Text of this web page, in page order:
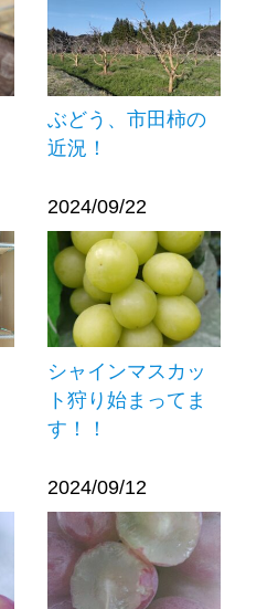
ぶどう、市田柿の
近況！
2024/09/22
シャインマスカッ
ト狩り始まってま
す！！
2024/09/12